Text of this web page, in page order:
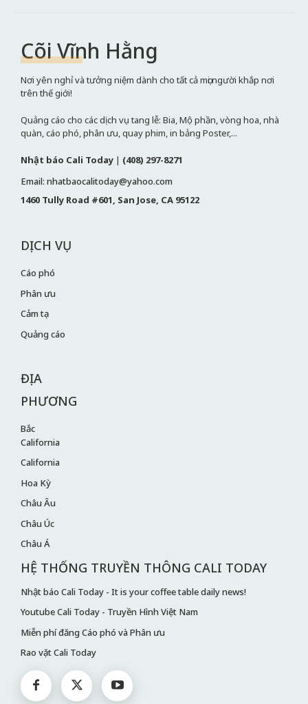
Cõi Vĩnh Hằng
Nơi yên nghỉ và tưởng niệm dành cho tất cả mọi người khắp nơi
trên thế giới!
Quảng cáo cho các dịch vụ tang lễ: Bia, Mộ phần, vòng hoa, nhà
quàn, cáo phó, phân ưu, quay phim, in bảng Poster,...
Nhật báo Cali Today | (408) 297-8271
Email: nhatbaocalitoday@yahoo.com
1460 Tully Road #601, San Jose, CA 95122
DỊCH VỤ
Cáo phó
Phân ưu
Cảm tạ
Quảng cáo
ĐỊA
PHƯƠNG
Bắc
California
California
Hoa Kỳ
Châu Âu
Châu Úc
Châu Á
HỆ THỐNG TRUYỀN THÔNG CALI TODAY
Nhật báo Cali Today - It is your coffee table daily news!
Youtube Cali Today - Truyền Hình Việt Nam
Miễn phí đăng Cáo phó và Phân ưu
Rao vặt Cali Today